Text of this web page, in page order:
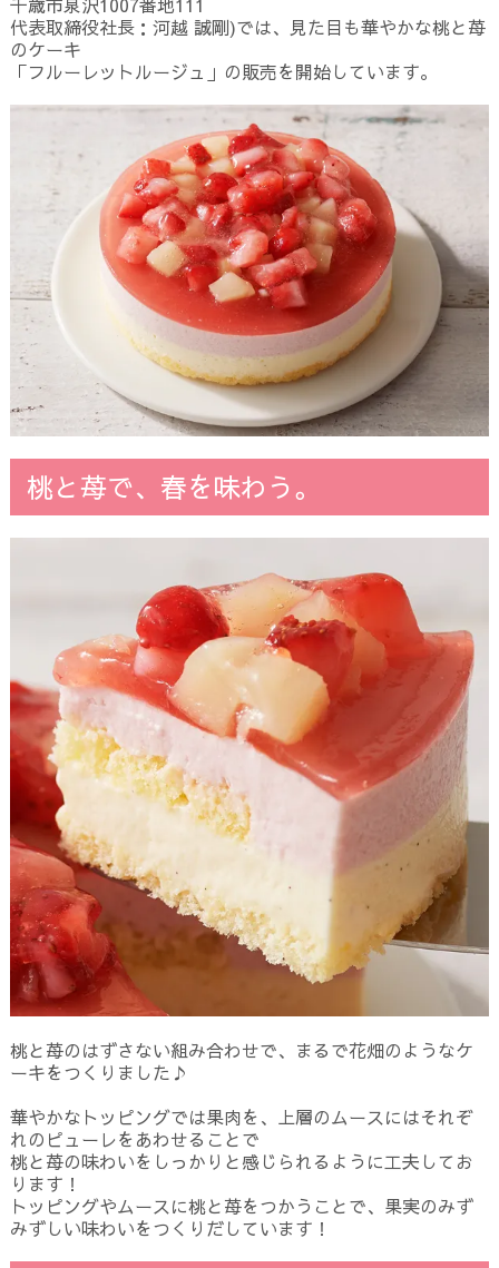
代表取締役社長：河越 誠剛)では、見た目も華やかな桃と苺
のケーキ
「フルーレットルージュ」の販売を開始しています。
桃と苺で、春を味わう。
桃と苺のはずさない組み合わせで、まるで花畑のようなケ
ーキをつくりました♪
華やかなトッピングでは果肉を、上層のムースにはそれぞ
れのピューレをあわせることで
桃と苺の味わいをしっかりと感じられるように工夫してお
ります！
トッピングやムースに桃と苺をつかうことで、果実のみず
みずしい味わいをつくりだしています！